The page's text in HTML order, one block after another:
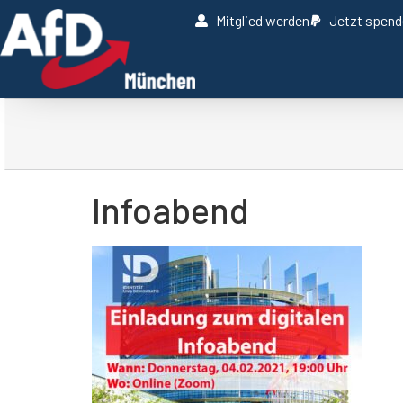
Mitglied werden Jetzt
Infoabend